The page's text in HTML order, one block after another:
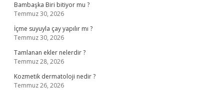
Bambaşka Biri bitiyor mu ?
Temmuz 30, 2026
İçme suyuyla çay yapılır mı ?
Temmuz 30, 2026
Tamlanan ekler nelerdir ?
Temmuz 28, 2026
Kozmetik dermatoloji nedir ?
Temmuz 26, 2026